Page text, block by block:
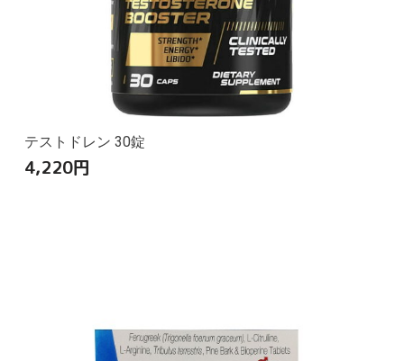
テストドレン 30錠
4,220円